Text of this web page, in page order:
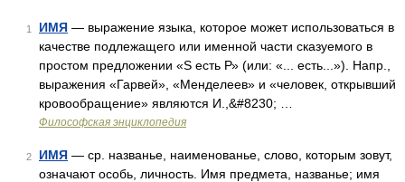
1 ИМЯ — выражение языка, которое может использоваться в
качестве подлежащего или именной части сказуемого в
простом предложении «S есть Р» (или: «... есть...»). Напр.,
выражения «Гарвей», «Менделеев» и «человек, открывший
кровообращение» являются И.,&#8230; …
Философская энциклопедия
2 ИМЯ — ср. названье, наименованье, слово, которым зовут,
означают особь, личность. Имя предмета, названье; имя